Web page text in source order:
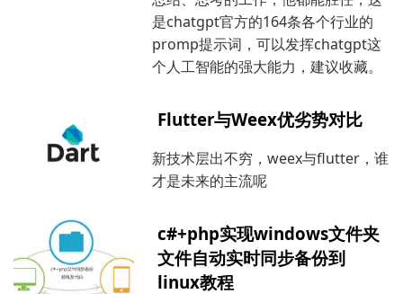
是chatgpt官方的164条各个行业的
promp提示词，可以发挥chatgpt这
个人工智能的强大能力，建议收藏。
Flutter与Weex优劣势对比
新技术层出不穷，weex与flutter，谁
才是未来的主流呢
c#+php实现windows文件夹
文件自动实时同步备份到
linux教程